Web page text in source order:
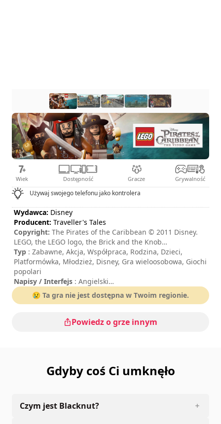
Wiek Dostępność Gracze Grywalność
Używaj swojego telefonu jako kontrolera
Wydawca: Disney
Producent: Traveller's Tales
Copyright: The Pirates of the Caribbean © 2011 Disney.
LEGO, the LEGO logo, the Brick and the Knob
configurations and the Minifigure are trademarks of the
LEGO Group © 2011 The LEGO Group.
Typ : Zabawne, Akcja, Współpraca, Rodzina, Dzieci,
Platformówka, Młodzież, Disney, Gra wieloosobowa, Giochi
popolari
Napisy / Interfejs : Angielski
Czas trwania sesji
: 10 - 30 minut
Całkowity czas trwania : 15godzin
Tryb multiplayer: Local, Cooperation, 2 Players
😢 Ta gra nie jest dostępna w Twoim regionie.
Powiedz o grze innym
Gdyby coś Ci umknęło
Czym jest Blacknut?